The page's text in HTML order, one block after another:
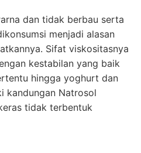
dan tidak berbau serta
menjadi alasan
Sifat viskositasnya
kestabilan yang baik
hingga yoghurt dan
kandungan Natrosol
tidak terbentuk